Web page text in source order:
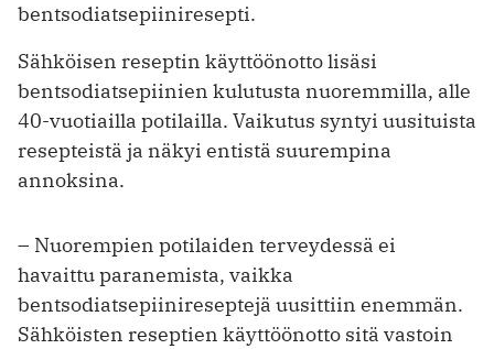
bentsodiatsepiiniresepti.
Sähköisen reseptin käyttöönotto lisäsi
bentsodiatsepiinien kulutusta nuoremmilla, alle
40-vuotiailla potilailla. Vaikutus syntyi uusituista
resepteistä ja näkyi entistä suurempina
annoksina.
– Nuorempien potilaiden terveydessä ei
havaittu paranemista, vaikka
bentsodiatsepiinireseptejä uusittiin enemmän.
Sähköisten reseptien käyttöönotto sitä vastoin